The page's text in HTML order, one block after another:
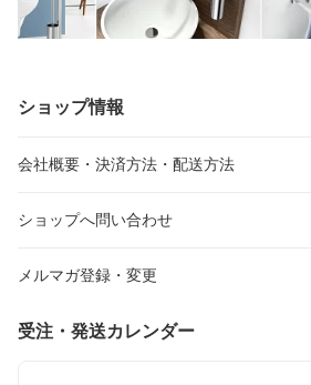
ショップ情報
会社概要・決済方法・配送方法
ショップへ問い合わせ
メルマガ登録・変更
受注・発送カレンダー